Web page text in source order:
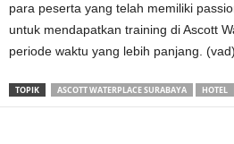
para peserta yang telah memiliki
untuk mendapatkan training di Ascott
periode waktu yang lebih panjang. (vad)
TOPIK ASCOTT WATERPLACE SURABAYA HOTEL